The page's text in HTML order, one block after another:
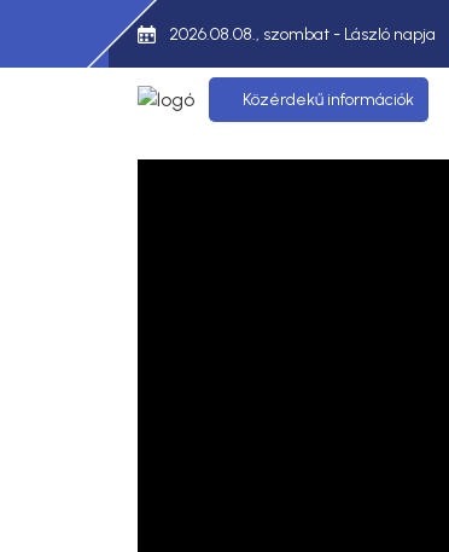
2026.08.08., szombat - László napja
Közérdekű információk